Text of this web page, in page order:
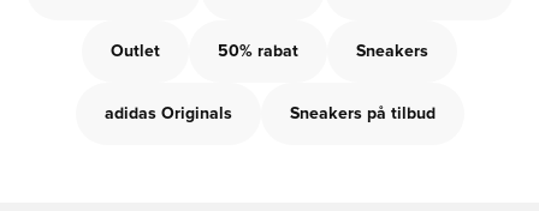
Outlet 50% rabat Sneakers
adidas Originals Sneakers på tilbud